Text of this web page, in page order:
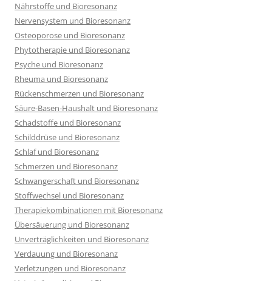
Nährstoffe und Bioresonanz
Nervensystem und Bioresonanz
Osteoporose und Bioresonanz
Phytotherapie und Bioresonanz
Psyche und Bioresonanz
Rheuma und Bioresonanz
Rückenschmerzen und Bioresonanz
Säure-Basen-Haushalt und Bioresonanz
Schadstoffe und Bioresonanz
Schilddrüse und Bioresonanz
Schlaf und Bioresonanz
Schmerzen und Bioresonanz
Schwangerschaft und Bioresonanz
Stoffwechsel und Bioresonanz
Therapiekombinationen mit Bioresonanz
Übersäuerung und Bioresonanz
Unverträglichkeiten und Bioresonanz
Verdauung und Bioresonanz
Verletzungen und Bioresonanz